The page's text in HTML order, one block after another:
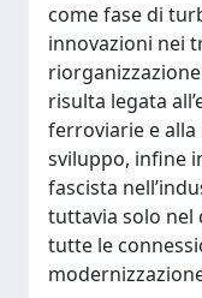
come fase di
innovazioni nei
risulta legata
ferroviarie e
sviluppo, infine
fascista
tuttavia solo
tutte le